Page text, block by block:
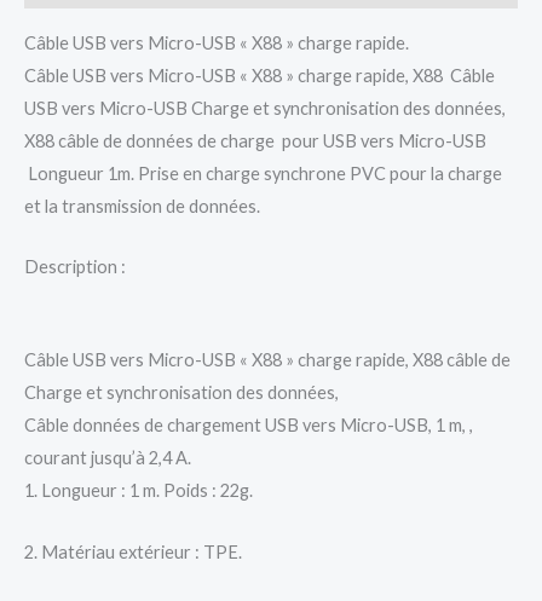
Câble USB vers Micro-USB « X88 » charge rapide.
Câble USB vers Micro-USB « X88 » charge rapide, X88 Câble
USB vers Micro-USB Charge et synchronisation des données,
X88 câble de données de charge pour USB vers Micro-USB
Longueur 1m. Prise en charge synchrone PVC pour la charge
et la transmission de données.
Description :
Câble USB vers Micro-USB « X88 » charge rapide, X88 câble de
Charge et synchronisation des données,
Câble données de chargement USB vers Micro-USB, 1 m, ,
courant jusqu’à 2,4 A.
1. Longueur : 1 m. Poids : 22g.
2. Matériau extérieur : TPE.